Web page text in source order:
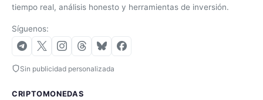
tiempo real, análisis honesto y herramientas de inversión.
Síguenos:
Sin publicidad personalizada
CRIPTOMONEDAS